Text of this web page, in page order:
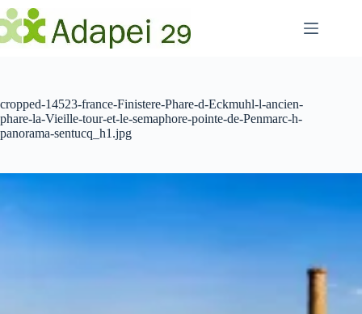
Passer
au
contenu
cropped-14523-france-Finistere-Phare-d-Eckmuhl-l-ancien-
phare-la-Vieille-tour-et-le-semaphore-pointe-de-Penmarc-h-
panorama-sentucq_h1.jpg